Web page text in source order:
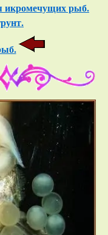
икромечущих рыб.